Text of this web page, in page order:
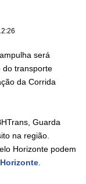
será
do transporte
da Corrida
Guarda
na região.
Horizonte podem
.